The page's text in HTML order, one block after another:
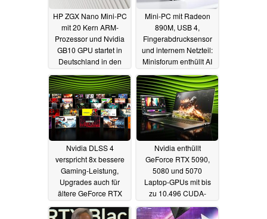
HP ZGX Nano Mini-PC
mit 20 Kern ARM-
Prozessor und Nvidia
GB10 GPU startet in
Deutschland in den
08.12.2025
Mini-PC mit Radeon
890M, USB 4,
Fingerabdrucksensor
und internem Netzteil:
Minisforum enthüllt AI
12.01.2025
Nvidia DLSS 4
verspricht 8x bessere
Gaming-Leistung,
Upgrades auch für
ältere GeForce RTX
07.01.2025
Nvidia enthüllt
GeForce RTX 5090,
5080 und 5070
Laptop-GPUs mit bis
zu 10.496 CUDA-
GDDR707.01.2025